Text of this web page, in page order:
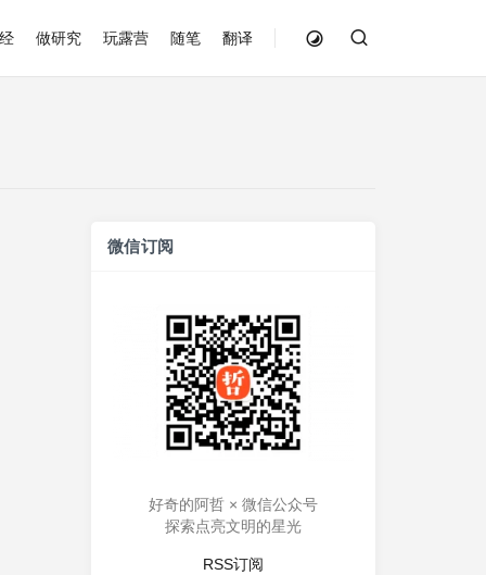
做研究 玩露营 随笔 翻译
微信订阅
好奇的阿哲 × 微信公众号
探索点亮文明的星光
RSS订阅